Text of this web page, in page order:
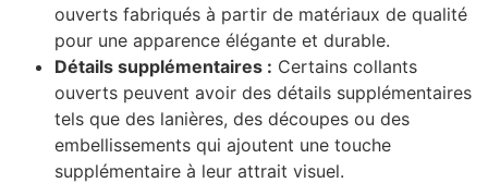
ouverts fabriqués à partir de matériaux de qualité
pour une apparence élégante et durable.
Détails supplémentaires : Certains collants
ouverts peuvent avoir des détails supplémentaires
tels que des lanières, des découpes ou des
embellissements qui ajoutent une touche
supplémentaire à leur attrait visuel.